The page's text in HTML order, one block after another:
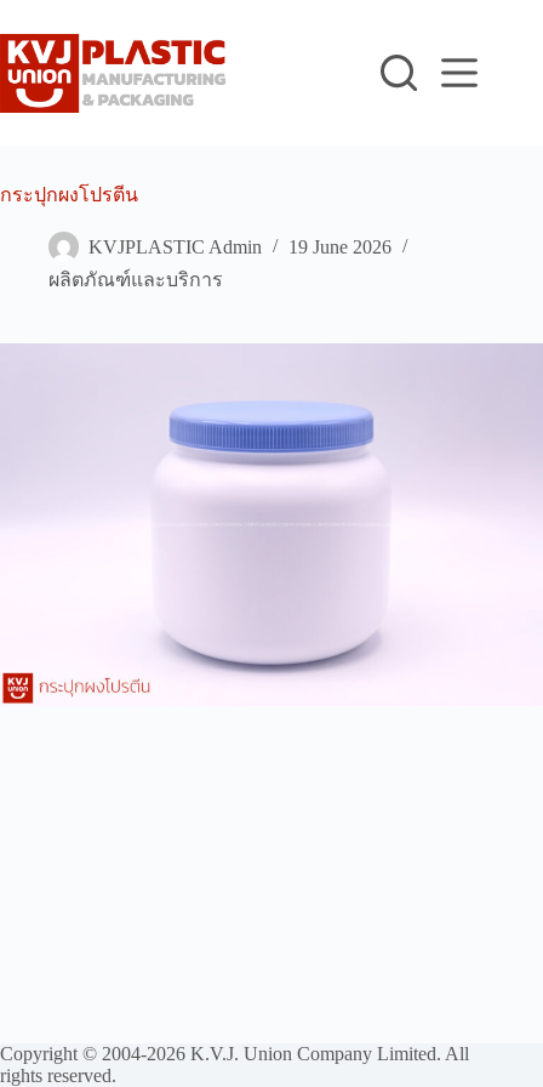
to
content
กระปุกผงโปรตีน
KVJPLASTIC Admin
19 June 2026
ผลิตภัณฑ์และบริการ
Copyright © 2004-2026 K.V.J. Union Company Limited. All
rights reserved.